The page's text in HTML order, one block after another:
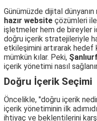
Günümüzde dijital
hazır website çözümleri
işletmeler hem de bireyler
doğru içerik stratejileriyle
etkileşimini artırarak hedef
mümkün kılar. Peki,
içerik yönetimi nasıl
Doğru İçerik Seçimi
Öncelikle, "doğru içerik
içerik yönetiminin ilk
ihtiyaç ve beklentilerini